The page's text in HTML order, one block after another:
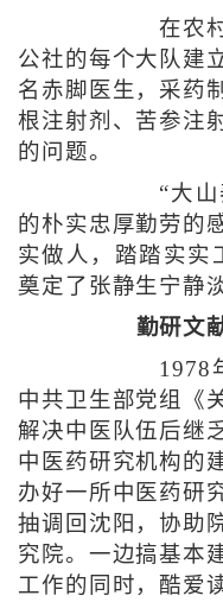
在农
公社的每个大队建
名赤脚医生，采药
根注射剂、苦参注
的问题。
“大
的朴实忠厚勤劳的
实做人，踏踏实实
奠定了张静生宁静
勤研文
1978
中共卫生部党组《
解决中医队伍后继
中医药研究机构的
办好一所中医药研
抽调回沈阳，协助
究院。一边搞基本
工作的同时，酷爱